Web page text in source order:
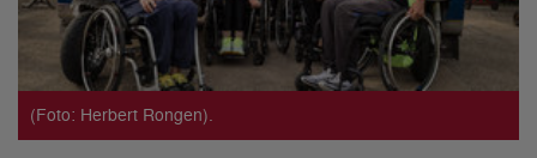
(Foto: Herbert Rongen).